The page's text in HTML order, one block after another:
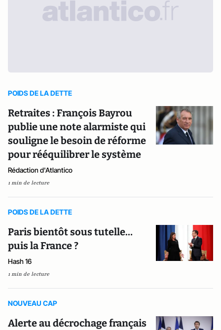
POIDS DE LA DETTE
Retraites : François Bayrou
publie une note alarmiste qui
souligne le besoin de réforme
pour rééquilibrer le système
Rédaction d'Atlantico
1 min de lecture
POIDS DE LA DETTE
Paris bientôt sous tutelle…
puis la France ?
Hash 16
1 min de lecture
NOUVEAU CAP
Alerte au décrochage français